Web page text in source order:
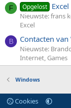
F Opgelost
Nieuwste: frans
Excel
B Contacten
Nieuwste:
Internet, Games
Windows
Cookies